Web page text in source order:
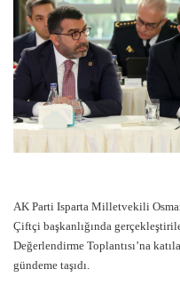
AK Parti Isparta Milletvekili
Çiftçi başkanlığında
Değerlendirme Toplantısı’na
gündeme taşıdı.